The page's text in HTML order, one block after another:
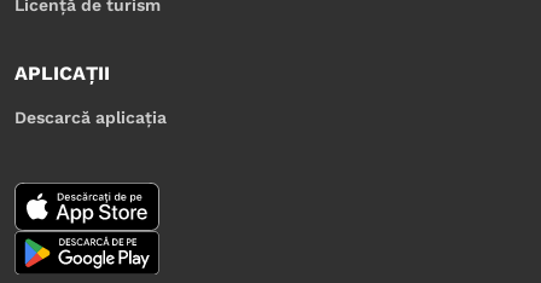
Licență de turism
APLICAȚII
Descarcă aplicația